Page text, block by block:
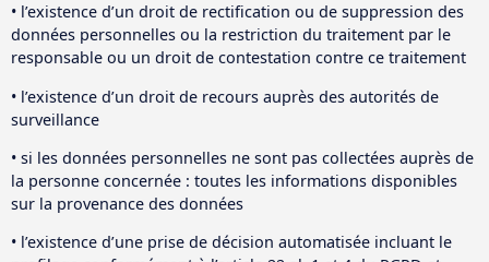
• l’existence d’un droit de rectification ou de suppression des
données personnelles ou la restriction du traitement par le
responsable ou un droit de contestation contre ce traitement
• l’existence d’un droit de recours auprès des autorités de
surveillance
• si les données personnelles ne sont pas collectées auprès de
la personne concernée : toutes les informations disponibles
sur la provenance des données
• l’existence d’une prise de décision automatisée incluant le